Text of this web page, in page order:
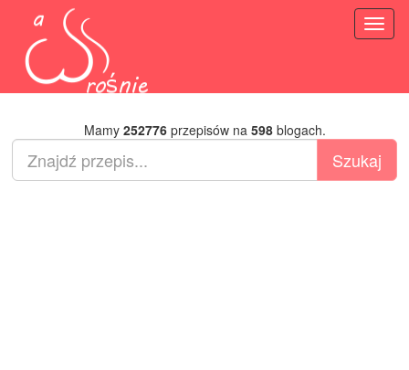
Mamy 252776przepisów na 598blogach.